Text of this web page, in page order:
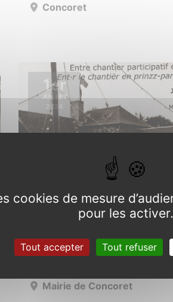
Concoret
1er
JUILLET
2024
Exposition photos sur
pileries
Mairie de Concoret
cookies de mesure
pour les activer.
Tout accepter Tout refuser